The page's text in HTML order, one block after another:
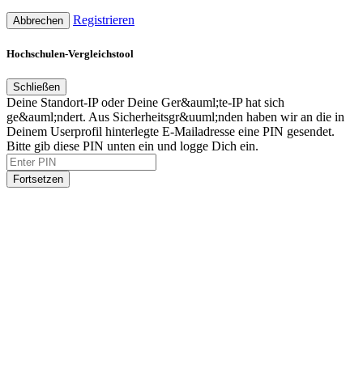
Abbrechen Registrieren
Hochschulen-Vergleichstool
Schließen
Deine Standort-IP oder Deine Ger&auml;te-IP hat sich
ge&auml;ndert. Aus Sicherheitsgr&uuml;nden haben wir an die in
Deinem Userprofil hinterlegte E-Mailadresse eine PIN gesendet.
Bitte gib diese PIN unten ein und logge Dich ein.
Fortsetzen